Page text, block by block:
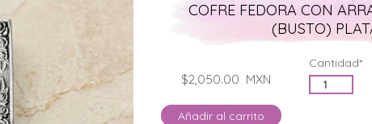
COFRE FEDORA CON
(BUSTO)
$2,050.00 MXN
Cantidad*
Añadir al carrito